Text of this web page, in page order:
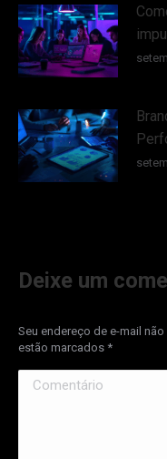
Deixe um
Seu endereço de e-mail
estão marcados *
Comentário